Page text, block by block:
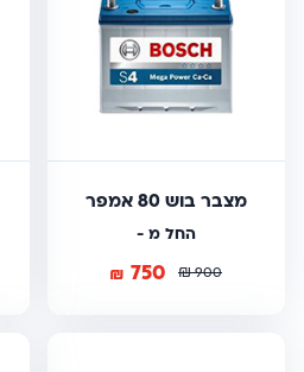
מצבר בוש 80 אמפר
החל מ -
900
₪
750
₪